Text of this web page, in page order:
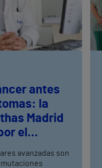
antes
la
Madrid
el
avanzadas son